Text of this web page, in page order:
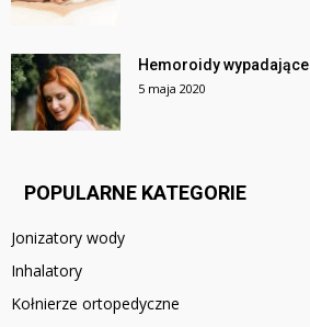
Hemoroidy wypadające
5 maja 2020
POPULARNE KATEGORIE
Jonizatory wody
Inhalatory
Kołnierze ortopedyczne